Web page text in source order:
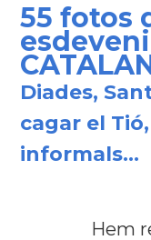
55 fotos
Diades,
cagar el
informals...
Hem